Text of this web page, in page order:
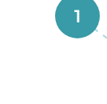
1